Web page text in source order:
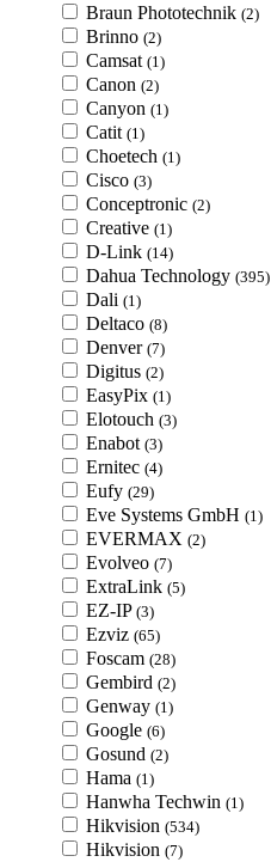
Braun Phototechnik (2)
Brinno (2)
Camsat (1)
Canon (2)
Canyon (1)
Catit (1)
Choetech (1)
Cisco (3)
Conceptronic (2)
Creative (1)
D-Link (14)
Dahua Technology (395)
Dali (1)
Deltaco (8)
Denver (7)
Digitus (2)
EasyPix (1)
Elotouch (3)
Enabot (3)
Ernitec (4)
Eufy (29)
Eve Systems GmbH (1)
EVERMAX (2)
Evolveo (7)
ExtraLink (5)
EZ-IP (3)
Ezviz (65)
Foscam (28)
Gembird (2)
Genway (1)
Google (6)
Gosund (2)
Hama (1)
Hanwha Techwin (1)
Hikvision (534)
Hikvision (7)